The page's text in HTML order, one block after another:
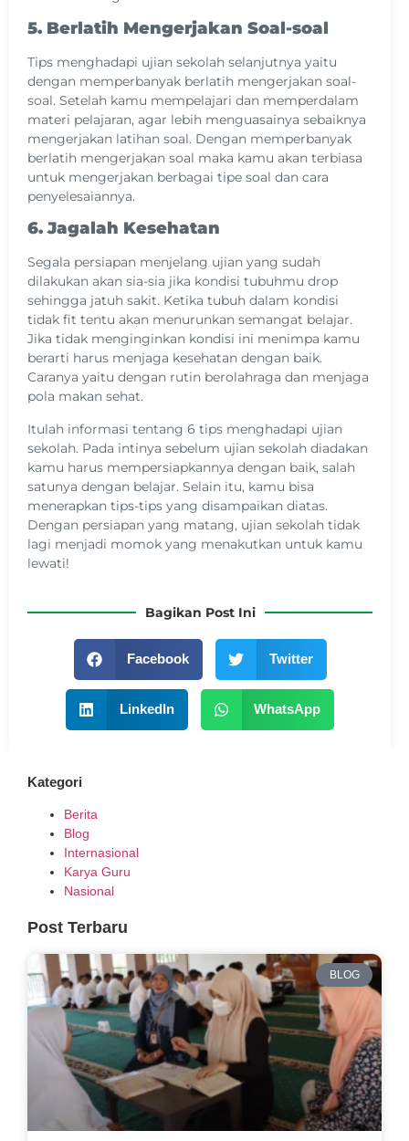
5. Berlatih Mengerjakan Soal-soal
Tips menghadapi ujian sekolah selanjutnya yaitu
dengan memperbanyak berlatih mengerjakan soal-
soal. Setelah kamu mempelajari dan memperdalam
materi pelajaran, agar lebih menguasainya sebaiknya
mengerjakan latihan soal. Dengan memperbanyak
berlatih mengerjakan soal maka kamu akan terbiasa
untuk mengerjakan berbagai tipe soal dan cara
penyelesaiannya.
6. Jagalah Kesehatan
Segala persiapan menjelang ujian yang sudah
dilakukan akan sia-sia jika kondisi tubuhmu drop
sehingga jatuh sakit. Ketika tubuh dalam kondisi
tidak fit tentu akan menurunkan semangat belajar.
Jika tidak menginginkan kondisi ini menimpa kamu
berarti harus menjaga kesehatan dengan baik.
Caranya yaitu dengan rutin berolahraga dan menjaga
pola makan sehat.
Itulah informasi tentang 6 tips menghadapi ujian
sekolah. Pada intinya sebelum ujian sekolah diadakan
kamu harus mempersiapkannya dengan baik, salah
satunya dengan belajar. Selain itu, kamu bisa
menerapkan tips-tips yang disampaikan diatas.
Dengan persiapan yang matang, ujian sekolah tidak
lagi menjadi momok yang menakutkan untuk kamu
lewati!
Bagikan Post Ini
Facebook Twitter
LinkedIn WhatsApp
Kategori
Berita
Blog
Internasional
Karya Guru
Nasional
Post Terbaru
BLOG